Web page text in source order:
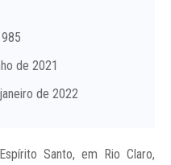
de 2021
de 2022
Santo, em Rio Claro,